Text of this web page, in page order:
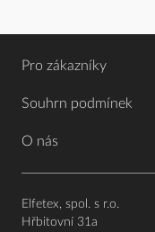
Pro zákazníky
Souhrn podmínek
O nás
Elfetex, spol. s r.o.
Hřbitovní 31a